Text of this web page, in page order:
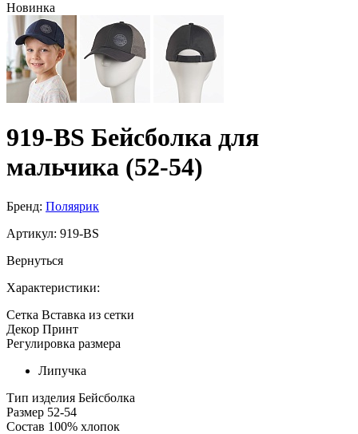
Новинка
919-BS Бейсболка для
мальчика (52-54)
Бренд: Поляярик
Артикул: 919-BS
Вернуться
Характеристики:
Сетка Вставка из сетки
Декор Принт
Регулировка размера
Липучка
Тип изделия Бейсболка
Размер 52-54
Состав 100% хлопок